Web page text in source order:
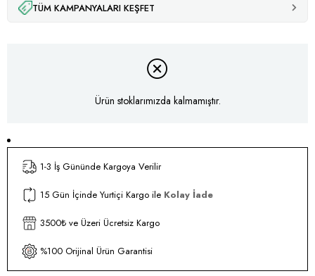
TÜM KAMPANYALARI KEŞFET
Ürün stoklarımızda kalmamıştır.
1-3 İş Gününde Kargoya Verilir
15 Gün İçinde Yurtiçi Kargo ile Kolay İade
3500₺ ve Üzeri Ücretsiz Kargo
%100 Orijinal Ürün Garantisi